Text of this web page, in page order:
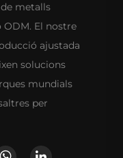
metalls
El nostre
ajustada
solucions
mundials
per